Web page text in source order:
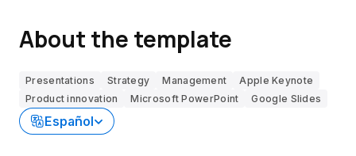
About the template
Presentations Strategy Management
Apple Keynote
Product innovation
Microsoft PowerPoint Google Slides
Español